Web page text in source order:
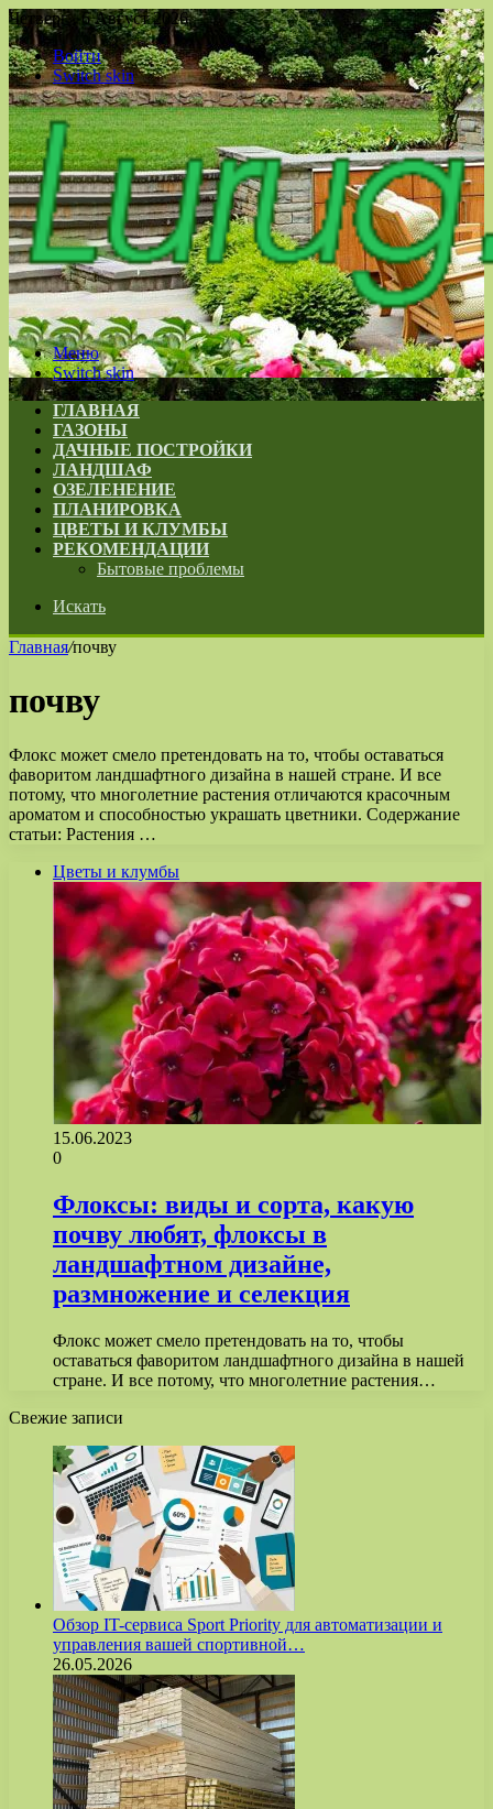
Четверг , 6 Август 2026
Войти
Switch skin
Меню
Switch skin
ГЛАВНАЯ
ГАЗОНЫ
ДАЧНЫЕ ПОСТРОЙКИ
ЛАНДШАФ
ОЗЕЛЕНЕНИЕ
ПЛАНИРОВКА
ЦВЕТЫ И КЛУМБЫ
РЕКОМЕНДАЦИИ
Бытовые проблемы
Искать
Главная/почву
почву
Флокс может смело претендовать на то, чтобы оставаться
фаворитом ландшафтного дизайна в нашей стране. И все
потому, что многолетние растения отличаются красочным
ароматом и способностью украшать цветники. Содержание
статьи: Растения …
Цветы и клумбы
15.06.2023
0
Флоксы: виды и сорта, какую
почву любят, флоксы в
ландшафтном дизайне,
размножение и селекция
Флокс может смело претендовать на то, чтобы
оставаться фаворитом ландшафтного дизайна в нашей
стране. И все потому, что многолетние растения…
Свежие записи
Обзор IT-сервиса Sport Priority для автоматизации и
управления вашей спортивной…
26.05.2026